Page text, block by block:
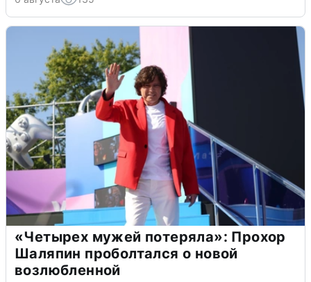
«Четырех мужей потеряла»: Прохор
Шаляпин проболтался о новой
возлюбленной